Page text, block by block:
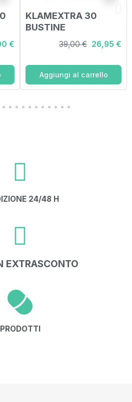
€
KLAMEXTRA 30
BUSTINE
39,00 € 26,95 €
Aggiungi al carrello
24/48 H
EXTRASCONTO
PRODOTTI